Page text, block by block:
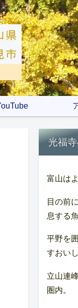
光福
富山は
目の前
息する
平野を
すおい
立山連
圏内。